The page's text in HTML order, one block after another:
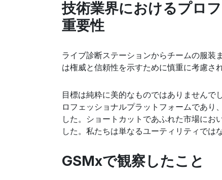
技術業界におけるプロ
重要性
ライブ診断ステーションからチームの服装
は権威と信頼性を示すために慎重に考慮さ
目標は純粋に美的なものではありません
ロフェッショナルプラットフォームであ
した。ショートカットであふれた市場に
した。私たちは単なるユーティリティでは
GSMxで観察したこと